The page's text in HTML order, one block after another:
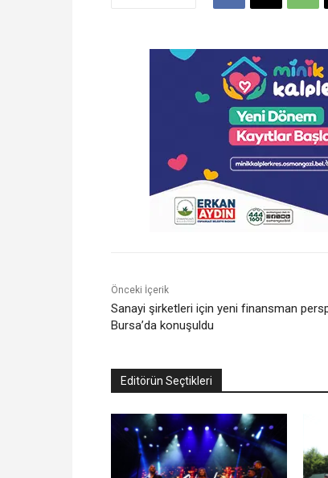
Önceki İçerik
Sanayi şirketleri için yeni finansman
Bursa’da konuşuldu
Editörün Seçtikleri